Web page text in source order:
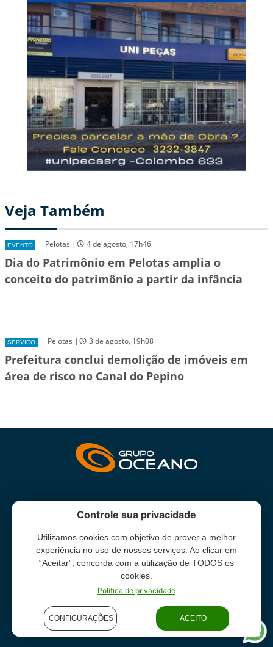
Veja Também
EVENTO Pelotas | 4 de agosto, 17h46
Dia do Patrimônio em Pelotas amplia o
conceito do patrimônio a partir da infância
SERVIÇO Pelotas | 3 de agosto, 19h08
Prefeitura conclui demolição de imóveis em
área de risco no Canal do Pepino
INSTITUCIONAL
Grupo Oceano - Todos direitos reservados -
Controle sua privacidade
Utilizamos cookies com objetivo de prover a melhor
experiência no uso de nossos serviços. Ao clicar em
“Aceitar”, concorda com a utilização de TODOS os
cookies.
Política de privacidade
CONFIGURAÇÕES ACEITO